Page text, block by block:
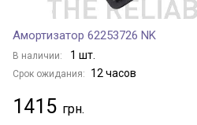
Амортизатор 62253726 NK
В наличии: 1 шт.
Срок ожидания: 12 часов
1415